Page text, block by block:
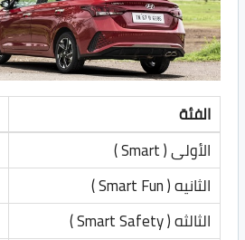
الفئة
الأولى ( Smart )
الثانيه ( Smart Fun )
الثالثه ( Smart Safety )